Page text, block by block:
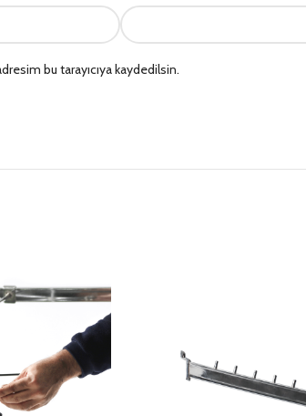
bu tarayıcıya kaydedilsin.